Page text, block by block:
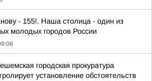
- 155!. Наша столица - один из
молодых городов России
городская прокуратура
установление обстоятельств